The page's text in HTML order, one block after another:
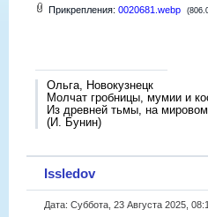
Прикрепления: 0020681.webp
Ольга, Новокузнецк
Молчат гробницы, мумии и
Из древней тьмы, на
(И. Бунин)
Issledov
Дата: Суббота, 23 Августа 2025,